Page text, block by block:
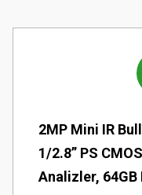
2MP Mini IR
1/2.8” PS
Analizler, 64GB